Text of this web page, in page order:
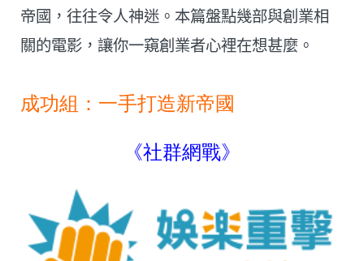
帝國，往往令人神迷。本篇盤點幾部與創業相
關的電影，讓你一窺創業者心裡在想甚麼。
成功組：一手打造新帝國
《社群網戰》